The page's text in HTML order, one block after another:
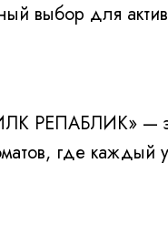
выбор для
РЕПАБЛИК» —
где